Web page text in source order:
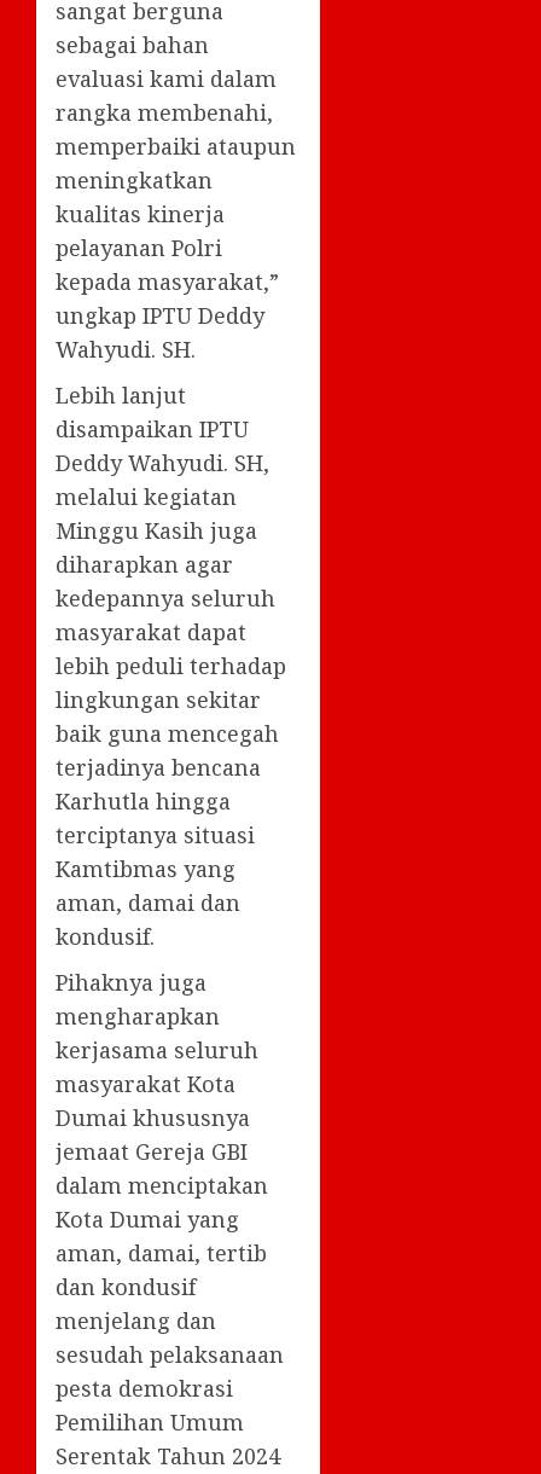
sangat berguna
sebagai bahan
evaluasi kami dalam
rangka membenahi,
memperbaiki ataupun
meningkatkan
kualitas kinerja
pelayanan Polri
kepada masyarakat,”
ungkap IPTU Deddy
Wahyudi. SH.
Lebih lanjut
disampaikan IPTU
Deddy Wahyudi. SH,
melalui kegiatan
Minggu Kasih juga
diharapkan agar
kedepannya seluruh
masyarakat dapat
lebih peduli terhadap
lingkungan sekitar
baik guna mencegah
terjadinya bencana
Karhutla hingga
terciptanya situasi
Kamtibmas yang
aman, damai dan
kondusif.
Pihaknya juga
mengharapkan
kerjasama seluruh
masyarakat Kota
Dumai khususnya
jemaat Gereja GBI
dalam menciptakan
Kota Dumai yang
aman, damai, tertib
dan kondusif
menjelang dan
sesudah pelaksanaan
pesta demokrasi
Pemilihan Umum
Serentak Tahun 2024